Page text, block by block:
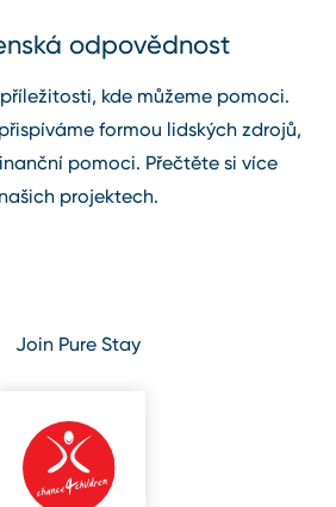
odpovědnost
kde můžeme pomoci.
formou lidských zdrojů,
pomoci. Přečtěte si více
projektech.
Join Pure Stay